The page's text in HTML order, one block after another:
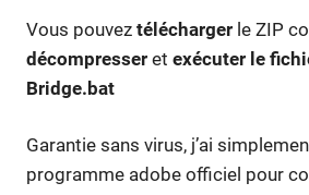
Vous pouvez télécharger le ZIP
décompresser et exécuter le
Bridge.bat
Garantie sans virus, j’ai
programme adobe officiel pour